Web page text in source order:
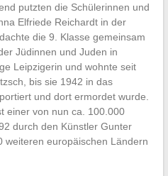
putzten die Schülerinnen und
Elfriede Reichardt in der
die 9. Klasse gemeinsam
Jüdinnen und Juden in
Leipzigerin und wohnte seit
bis sie 1942 in das
und dort ermordet wurde.
einer von nun ca. 100.000
durch den Künstler Gunter
weiteren europäischen Ländern